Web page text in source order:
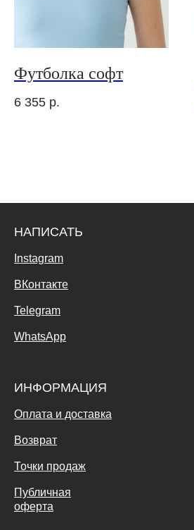
Футболка софт
6 355 р.
НАПИСАТЬ
Instagram
ВКонтакте
Telegram
WhatsApp
ИНФОРМАЦИЯ
Оплата и доставка
Возврат
Точки продаж
Публичная
оферта